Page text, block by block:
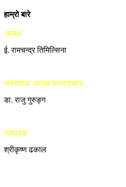
हाम्रो बारे
अध्यक्ष
ई. रामचन्द्र तिमिल्सिना
संस्थापक अध्यक्ष/सल्लाहकार
डा. राजु गुरुङ्ग
सम्पादक
श्रीकृष्ण ढकाल